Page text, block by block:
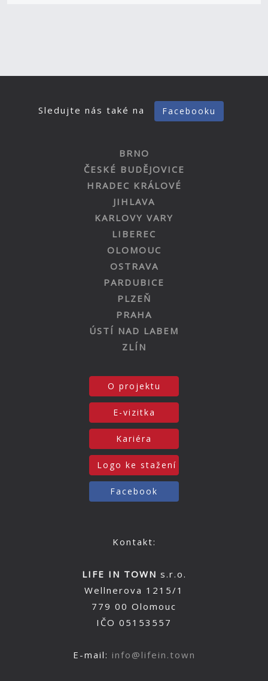
Sledujte nás také na Facebooku
BRNO
ČESKÉ BUDĚJOVICE
HRADEC KRÁLOVÉ
JIHLAVA
KARLOVY VARY
LIBEREC
OLOMOUC
OSTRAVA
PARDUBICE
PLZEŇ
PRAHA
ÚSTÍ NAD LABEM
ZLÍN
O projektu
E-vizitka
Kariéra
Logo ke stažení
Facebook
Kontakt:
LIFE IN TOWN s.r.o.
Wellnerova 1215/1
779 00 Olomouc
IČO 05153557
E-mail: info@lifein.town